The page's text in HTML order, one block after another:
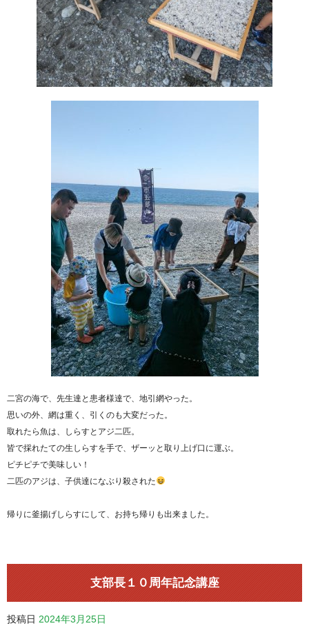
二宮の海で、先生達と患者様達で、地引網やった。
思いの外、網は重く、引くのも大変だった。
取れたら魚は、しらすとアジ二匹。
皆で採れたての生しらすを手で、ザーッと取り上げ口に運ぶ。
ピチピチで美味しい！
二匹のアジは、子供達になぶり殺された
帰りに釜揚げしらすにして、お持ち帰りも出来ました。
支部長１０周年記念講座
投稿日 2024年3月25日